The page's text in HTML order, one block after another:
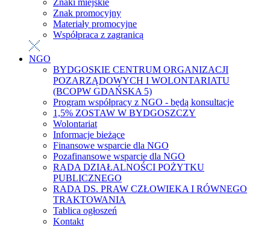
Znak promocyjny
Materiały promocyjne
Współpraca z zagranicą
NGO
BYDGOSKIE CENTRUM ORGANIZACJI
POZARZĄDOWYCH I WOLONTARIATU
(BCOPW GDAŃSKA 5)
Program współpracy z NGO - będą konsultacje
1,5% ZOSTAW W BYDGOSZCZY
Wolontariat
Informacje bieżące
Finansowe wsparcie dla NGO
Pozafinansowe wsparcie dla NGO
RADA DZIAŁALNOŚCI POŻYTKU
PUBLICZNEGO
RADA DS. PRAW CZŁOWIEKA I RÓWNEGO
TRAKTOWANIA
Tablica ogłoszeń
Kontakt